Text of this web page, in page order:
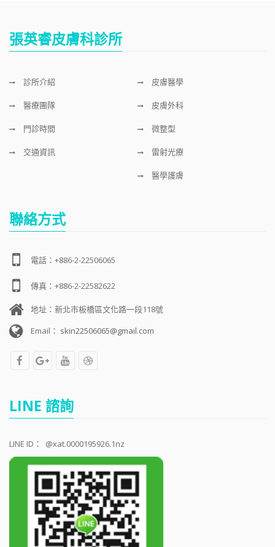
張英睿皮膚科診所
診所介紹 皮膚醫學
醫療團隊 皮膚外科
門診時間 微整型
交通資訊 雷射光療
醫學護膚
聯絡方式
電話：+886-2-22506065
傳真：+886-2-22582622
地址：新北市板橋區文化路一段118號
Email： skin22506065@gmail.com
LINE 諮詢
LINE ID： @xat.0000195926.1nz